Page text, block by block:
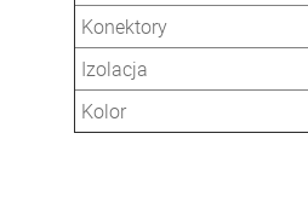
Konektory
Izolacja
Kolor